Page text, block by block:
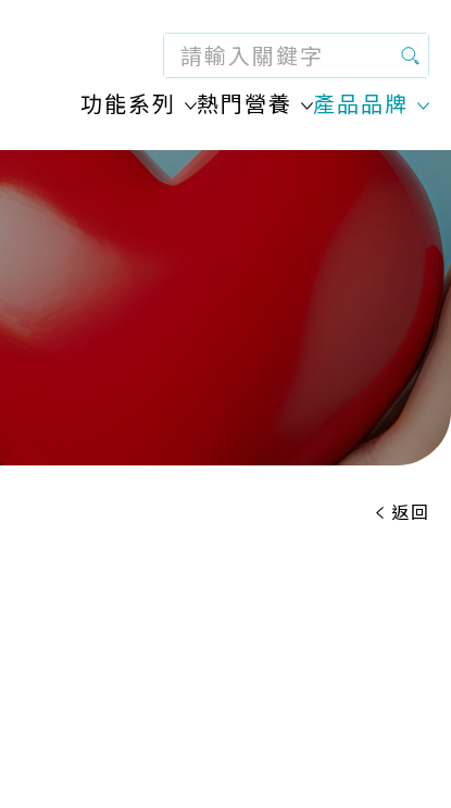
功能系列
整全健康系列
腸胃肝膽健康系列
眼耳鼻喉健康系列
熱門營養
蜜蜂營養
維他命和礦物質
產品品牌
Bio-Strath 【百思通】
Biozyme 【大漢酵素】
Complete Concentrates 【全純】
Doppelherz 【奇善】
Hoyer 【好也】
返回